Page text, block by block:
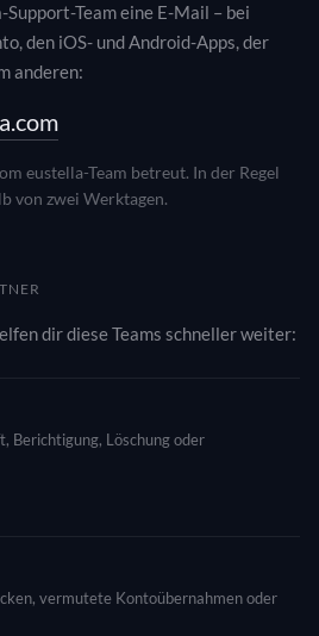
Team eine E-Mail – bei
den iOS- und Android-Apps, der
anderen:
eustella-Team betreut. In der Regel
von zwei Werktagen.
dir diese Teams schneller weiter:
Berichtigung, Löschung oder
vermutete Kontoübernahmen oder